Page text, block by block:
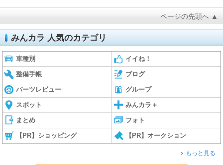
ページの先頭へ ▲
みんカラ 人気のカテゴリ
車種別 イイね！
整備手帳 ブログ
パーツレビュー グループ
スポット みんカラ＋
まとめ フォト
【PR】ショッピング 【PR】オークション
もっと見る